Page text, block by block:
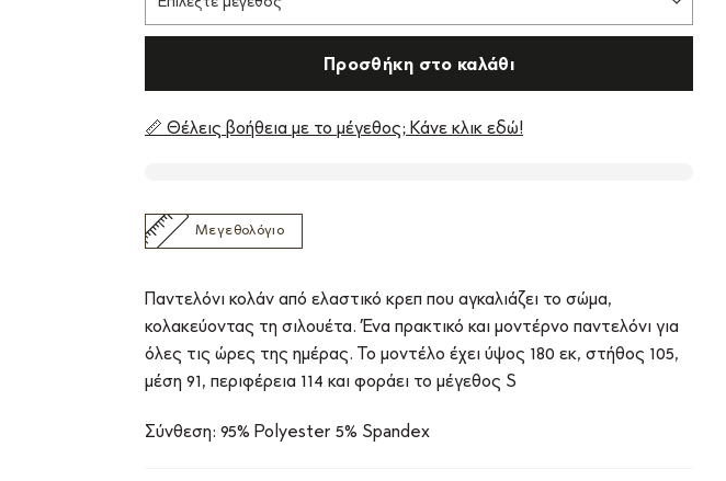
Προσθήκη στο καλάθι
📏 Θέλεις βοήθεια με το μέγεθος; Κάνε κλικ εδώ!
Μεγεθολόγιο
Παντελόνι κολάν από ελαστικό κρεπ που αγκαλιάζει το σώμα,
κολακεύοντας τη σιλουέτα. Ένα πρακτικό και μοντέρνο παντελόνι για
όλες τις ώρες της ημέρας. Το μοντέλο έχει ύψος 180 εκ, στήθος 105,
μέση 91, περιφέρεια 114 και φοράει το μέγεθος S
Σύνθεση: 95% Polyester 5% Spandex